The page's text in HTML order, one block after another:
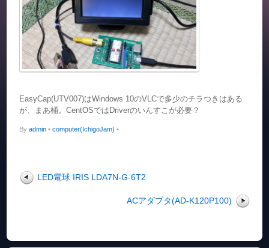
EasyCap(UTV007)はWindows 10のVLCで多少のチラつきはある
が、まあ桶。CentOSではDriverのいんすこが必要？
Byadmin • computer(IchigoJam) •
LED電球 IRIS LDA7N-G-6T2
ACアダプタ(AD-K120P100)